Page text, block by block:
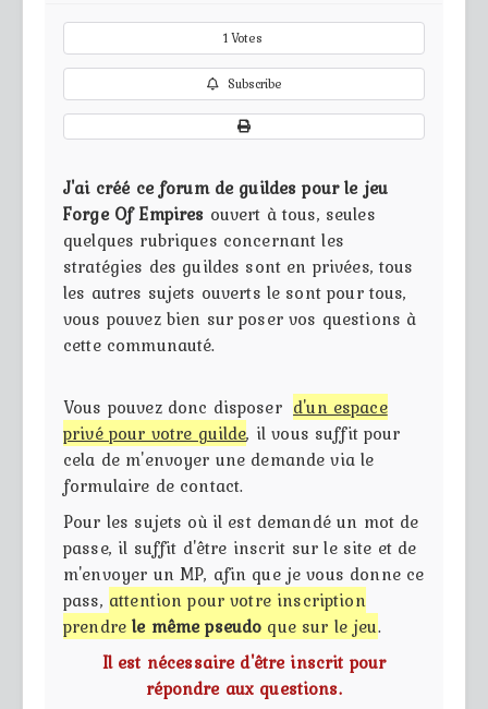
1Votes
Subscribe
J'ai créé ce forum de guildes pour le jeu
Forge Of Empires ouvert à tous, seules
quelques rubriques concernant les
stratégies des guildes sont en privées, tous
les autres sujets ouverts le sont pour tous,
vous pouvez bien sur poser vos questions à
cette communauté.
Vous pouvez donc disposer d'un espace
privé pour votre guilde, il vous suffit pour
cela de m'envoyer une demande via le
formulaire de contact.
Pour les sujets où il est demandé un mot de
passe, il suffit d'être inscrit sur le site et de
m'envoyer un MP, afin que je vous donne ce
pass, attention pour votre inscription
prendrele même pseudo que sur le jeu.
Il est nécessaire d'être inscrit pour
répondre aux questions.